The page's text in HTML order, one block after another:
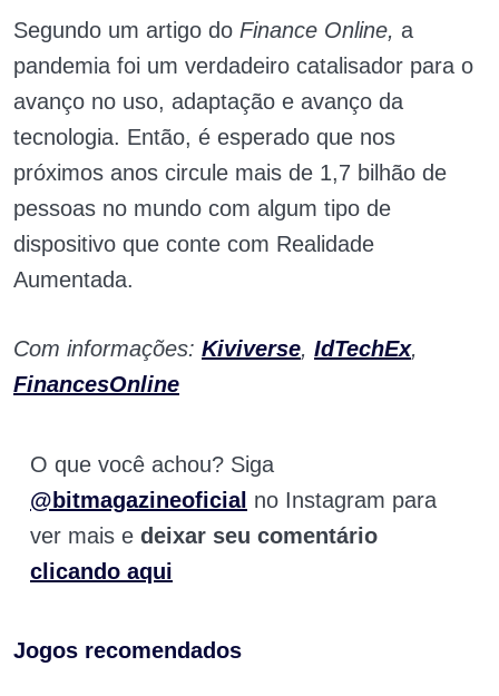
Segundo um artigo do Finance Online, a
pandemia foi um verdadeiro catalisador para o
avanço no uso, adaptação e avanço da
tecnologia. Então, é esperado que nos
próximos anos circule mais de 1,7 bilhão de
pessoas no mundo com algum tipo de
dispositivo que conte com Realidade
Aumentada.
Com informações: Kiviverse, IdTechEx,
FinancesOnline
O que você achou? Siga
@bitmagazineoficial no Instagram para
ver mais e deixar seu comentário
clicando aqui
Jogos recomendados